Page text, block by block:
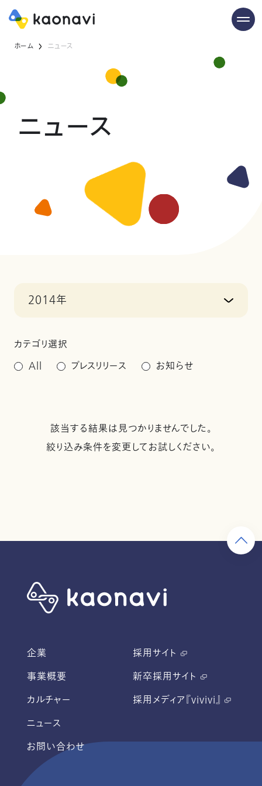
ホーム ニュース
ニュース
2014年
カテゴリ選択
All
プレスリリース お知らせ
該当する結果は見つかりませんでした。
絞り込み条件を変更してお試しください。
企業
事業概要
カルチャー
ニュース
お問い合わせ
採用サイト
新卒採用サイト
採用メディア『vivivi』